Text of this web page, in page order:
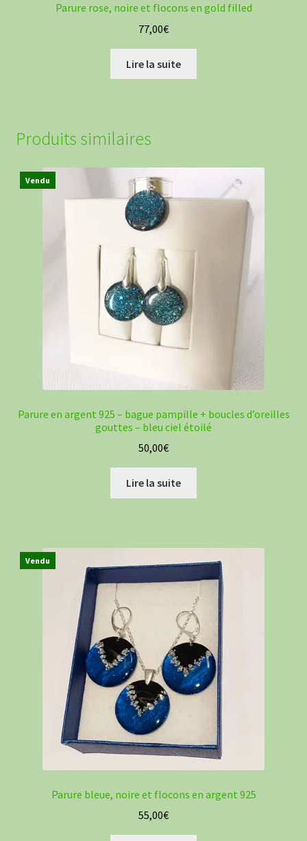
Parure rose, noire et flocons en gold filled
77,00€
Lire la suite
Produits similaires
Vendu
Parure en argent 925 – bague pampille + boucles d’oreilles
gouttes – bleu ciel étoilé
50,00€
Lire la suite
Vendu
Parure bleue, noire et flocons en argent 925
55,00€